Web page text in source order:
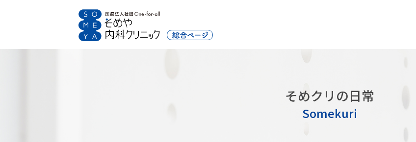
そめクリの日常
Somekuri